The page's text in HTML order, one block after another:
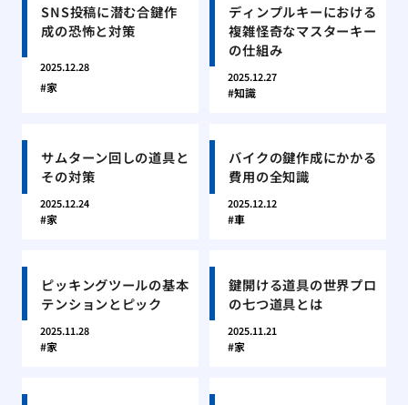
SNS投稿に潜む合鍵作
成の恐怖と対策
2025.12.28
家
ディンプルキーにおける
複雑怪奇なマスターキー
の仕組み
2025.12.27
知識
サムターン回しの道具と
その対策
2025.12.24
家
バイクの鍵作成にかかる
費用の全知識
2025.12.12
車
ピッキングツールの基本
テンションとピック
2025.11.28
家
鍵開ける道具の世界プロ
の七つ道具とは
2025.11.21
家